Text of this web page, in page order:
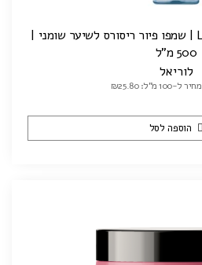
LOREAL SERIE EXPERT | שמפו פיור ריסורס לשיער שומני |
500 מ"ל
לוריאל
מחיר ל-100 מ"ל: ₪25.80
הוספה לסל